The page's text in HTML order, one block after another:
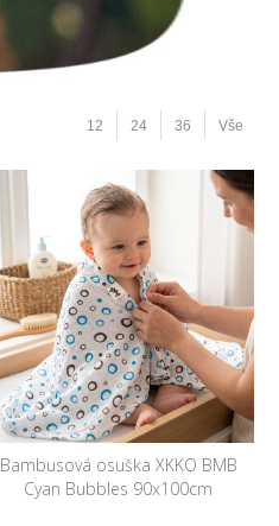
12 24 36 Vše
Bambusová osuška XKKO BMB
Cyan Bubbles 90x100cm